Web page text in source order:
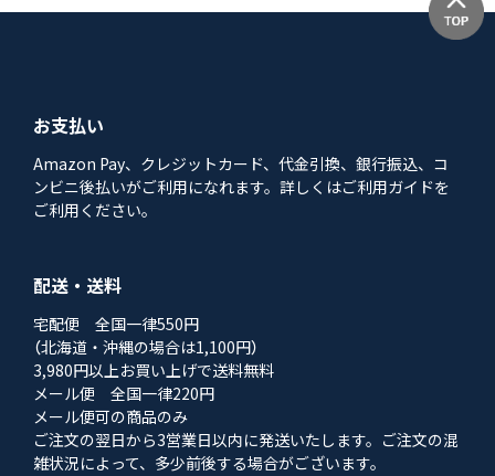
お支払い
Amazon Pay、クレジットカード、代金引換、銀行振込、コ
ンビニ後払いがご利用になれます。詳しくはご利用ガイドを
ご利用ください。
配送・送料
宅配便 全国一律550円
（北海道・沖縄の場合は1,100円）
3,980円以上お買い上げで送料無料
メール便 全国一律220円
メール便可の商品のみ
ご注文の翌日から3営業日以内に発送いたします。ご注文の混
雑状況によって、多少前後する場合がございます。